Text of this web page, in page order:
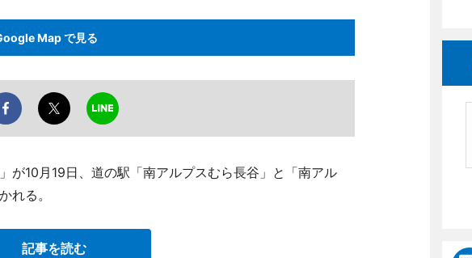
Map で見る
が10月19日、道の駅「南アルプスむら長谷」と「南アル
れる。
記事を読む